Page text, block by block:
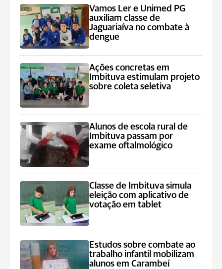
Vamos Ler e Unimed PG
auxiliam classe de
Jaguariaíva no combate à
dengue
Ações concretas em
Imbituva estimulam projeto
sobre coleta seletiva
Alunos de escola rural de
Imbituva passam por
exame oftalmológico
Classe de Imbituva simula
eleição com aplicativo de
votação em tablet
Estudos sobre combate ao
trabalho infantil mobilizam
alunos em Carambeí